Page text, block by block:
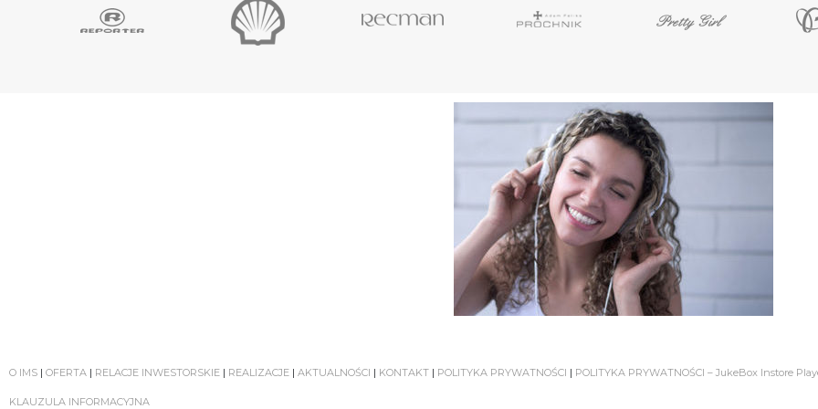
O IMS | OFERTA | RELACJE INWESTORSKIE | REALIZACJE | AKTUALNOŚCI | KONTAKT | POLITYKA PRYWATNOŚCI | POLITYKA PRYWATNOŚCI – JukeBox Instore
KLAUZULA INFORMACYJNA